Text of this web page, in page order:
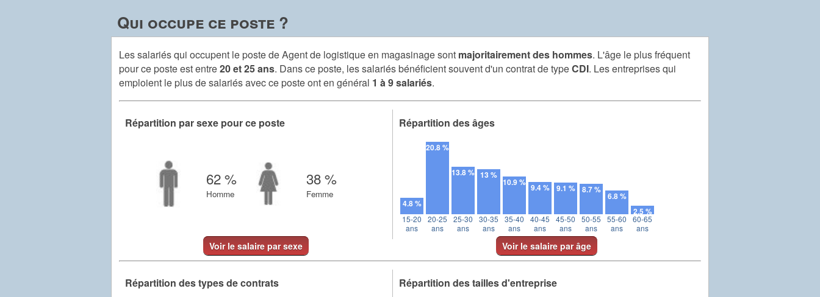
Qui occupe ce poste ?
Les salariés qui occupent le poste de Agent de logistique en magasinage sont majoritairement des hommes. L'âge le plus fréquent
pour ce poste est entre20 et 25 ans. Dans ce poste, les salariés bénéficient souvent d'un contrat de typeCDI. Les entreprises qui
emploient le plus de salariés avec ce poste ont en général 1 à 9 salariés.
Répartition par sexe pour ce poste
62 %
Homme
38 %
Femme
Répartition des âges
15-20
ans
4.8 %
20-25
ans
20.8 %
25-30
ans
13.8 %
30-35
ans
13 %
35-40
ans
10.9 %
40-45
ans
9.4 %
45-50
ans
9.1 %
50-55
ans
8.7 %
55-60
ans
6.8 %
60-65
ans
2.5 %
Voir le salaire par sexe Voir le salaire par âge
Répartition des types de contrats Répartition des tailles d'entreprise